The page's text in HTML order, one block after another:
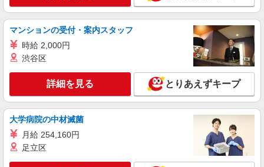
マンションの受付・案内スタッフ
時給 2,000円
渋谷区
詳細を見る とりあえずキープ
大学病院の中材滅菌
月給 254,160円
足立区